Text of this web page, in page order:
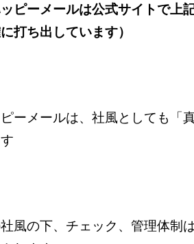
ッピーメールは公式サイトで上
打ち出しています）
ーメールは、社風としても「
風の下、チェック、管理体制